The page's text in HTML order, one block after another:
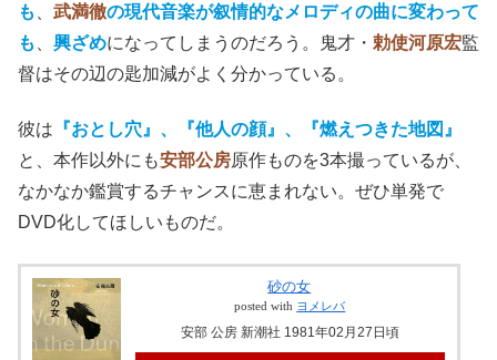
も
武満徹の現代音楽が叙情的なメロディの曲に変わって
も
興ざめになってしまうのだろう。鬼才・ 勅使河原宏監
督はその辺の匙加減がよく分かっている。
彼は 『おとし穴』、『他人の顔』、『燃えつきた地図』
と、本作以外にも安部公房原作ものを3本撮っているが、
なかなか鑑賞するチャンスに恵まれない。 ぜひ単発で
DVD化してほしいものだ。
砂の女
posted with ヨメレバ
安部 公房 新潮社 1981年02月27日頃